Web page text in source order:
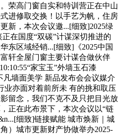
荣高门窗自实和特训营正在中山
进修取交换！以手艺为帆，住房
新，本次会议邀...[细致]2025绿
在国度“双碳”计谋深切推进的
东区域经销...[细致]《2025中国
轩全屋门窗主要计谋合做伙伴
家宝玉”外墙玉石漆
墙面美学 新品发布会会议媒介
业亦面对着前所未 有的挑和取压
留念，我们不克不及只把目光放
正在此布景下，本次会议以“链
细致]链接赋能 城市焕新｜城
）城市更新财产协做举办2025-